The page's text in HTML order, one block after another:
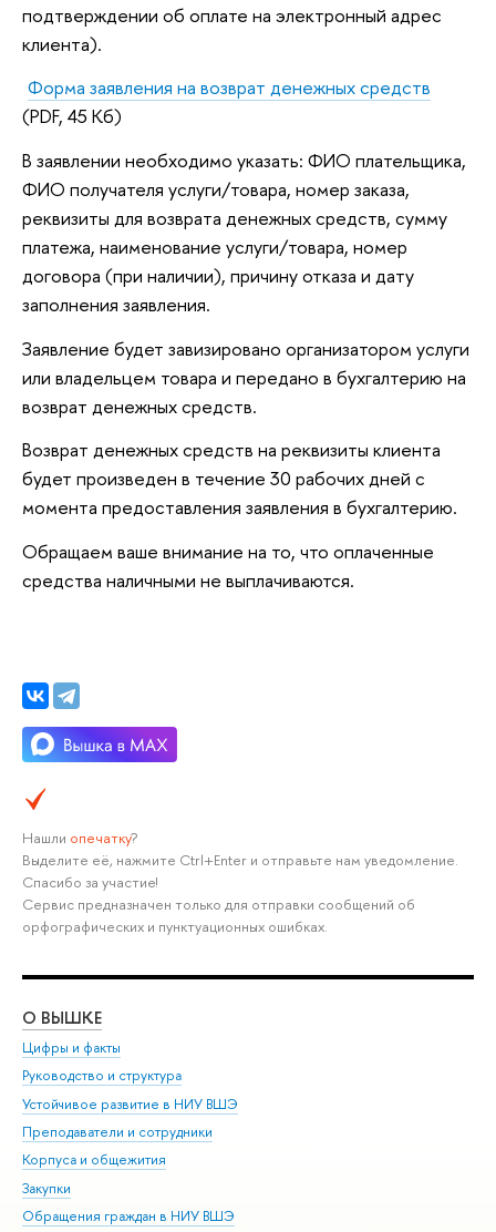
подтверждении об оплате на электронный адрес
клиента).
Форма заявления на возврат денежных средств
(PDF, 45 Кб)
В заявлении необходимо указать: ФИО плательщика,
ФИО получателя услуги/товара, номер заказа,
реквизиты для возврата денежных средств, сумму
платежа, наименование услуги/товара, номер
договора (при наличии), причину отказа и дату
заполнения заявления.
Заявление будет завизировано организатором услуги
или владельцем товара и передано в бухгалтерию на
возврат денежных средств.
Возврат денежных средств на реквизиты клиента
будет произведен в течение 30 рабочих дней с
момента предоставления заявления в бухгалтерию.
Обращаем ваше внимание на то, что оплаченные
средства наличными не выплачиваются.
Нашли опечатку?
Выделите её, нажмите Ctrl+Enter и отправьте нам уведомление.
Спасибо за участие!
Сервис предназначен только для отправки сообщений об
орфографических и пунктуационных ошибках.
О ВЫШКЕ
Цифры и факты
Руководство и структура
Устойчивое развитие в НИУ ВШЭ
Преподаватели и сотрудники
Корпуса и общежития
Закупки
Обращения граждан в НИУ ВШЭ